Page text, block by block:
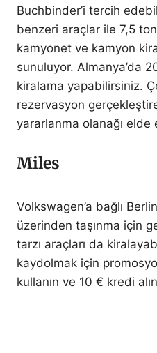
Buchbinder’i tercih
benzeri araçlar ile 7,5
kamyonet ve kamyon
sunuluyor. Almanya’da
kiralama yapabilirsiniz.
rezervasyon
yararlanma olanağı elde
Miles
Volkswagen’a bağlı
üzerinden taşınma için
tarzı araçları da
kaydolmak için
kullanın ve 10 € kredi